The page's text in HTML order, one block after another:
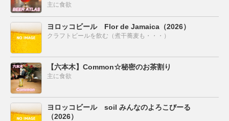
主に食欲
ヨロッコビール Flor de Jamaica（2026）
クラフトビールを飲む（煮干蕎麦も・・・）
【六本木】Common☆秘密のお茶割り
主に食欲
ヨロッコビール soil みんなのよろこびーる
（2026）